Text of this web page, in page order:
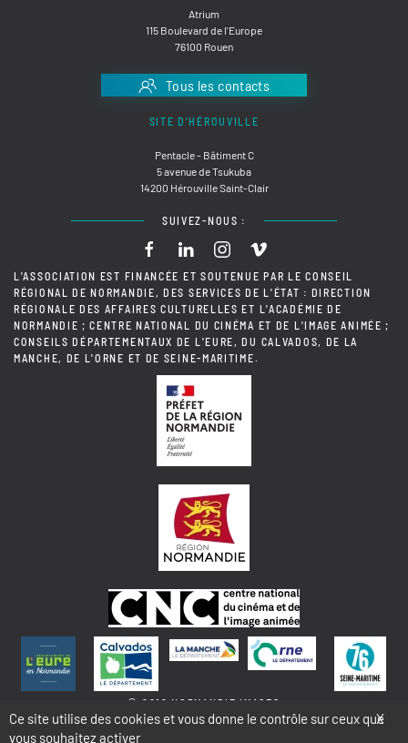
Atrium
115 Boulevard de l'Europe
76100 Rouen
Tous les contacts
SITE D'HÉROUVILLE
Pentacle - Bâtiment C
5 avenue de Tsukuba
14200 Hérouville Saint-Clair
SUIVEZ-NOUS :
L'ASSOCIATION EST FINANCÉE ET SOUTENUE PAR LE CONSEIL
RÉGIONAL DE NORMANDIE, DES SERVICES DE L'ÉTAT : DIRECTION
RÉGIONALE DES AFFAIRES CULTURELLES ET L'ACADÉMIE DE
NORMANDIE ; CENTRE NATIONAL DU CINÉMA ET DE L'IMAGE ANIMÉE ;
CONSEILS DÉPARTEMENTAUX DE L'EURE, DU CALVADOS, DE LA
MANCHE, DE L'ORNE ET DE SEINE-MARITIME.
© 2018 NORMANDIE IMAGES
X
Ce site utilise des cookies et vous donne le contrôle sur ceux que
vous souhaitez activer